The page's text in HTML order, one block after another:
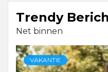
Trendy
Net binnen
VAKANTIE